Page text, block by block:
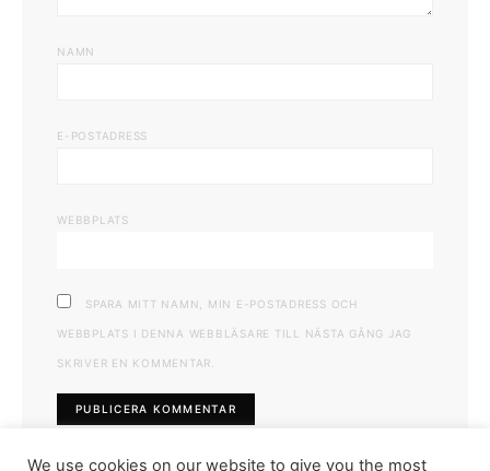
NAMN
E-POSTADRESS
WEBBPLATS
SPARA MITT NAMN, MIN E-POSTADRESS OCH
WEBBPLATS I DENNA WEBBLÄSARE TILL NÄSTA GÅNG JAG
SKRIVER EN KOMMENTAR.
We use cookies on our website to give you the most